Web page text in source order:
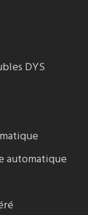
DYS
automatique